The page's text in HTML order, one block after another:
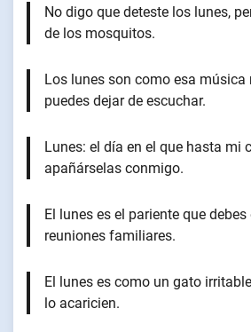
No digo que deteste los lunes,
de los mosquitos.
Los lunes son como esa música
puedes dejar de escuchar.
Lunes: el día en el que hasta mi
apañárselas conmigo.
El lunes es el pariente que
reuniones familiares.
El lunes es como un gato
lo acaricien.